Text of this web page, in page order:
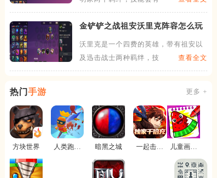
金铲铲之战祖安沃里克阵容怎么玩
沃里克是一个四费的英雄，带有祖安以
及迅击战士两种羁绊，技能启
查看全文
热门手游 更多 +
方块世界
人类跑跑
暗黑之城
一起击碎
儿童画画